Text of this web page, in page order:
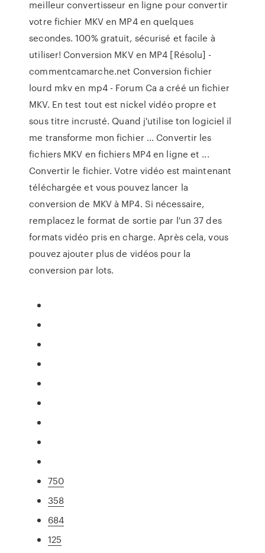
meilleur convertisseur en ligne pour convertir
votre fichier MKV en MP4 en quelques
secondes. 100% gratuit, sécurisé et facile à
utiliser! Conversion MKV en MP4 [Résolu] -
commentcamarche.net Conversion fichier
lourd mkv en mp4 - Forum Ca a créé un fichier
MKV. En test tout est nickel vidéo propre et
sous titre incrusté. Quand j'utilise ton logiciel il
me transforme mon fichier ... Convertir les
fichiers MKV en fichiers MP4 en ligne et ...
Convertir le fichier. Votre vidéo est maintenant
téléchargée et vous pouvez lancer la
conversion de MKV à MP4. Si nécessaire,
remplacez le format de sortie par l'un 37 des
formats vidéo pris en charge. Après cela, vous
pouvez ajouter plus de vidéos pour la
conversion par lots.
750
358
684
125